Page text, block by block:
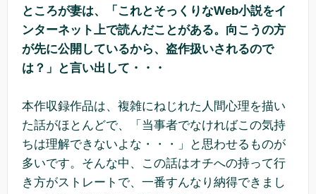
ところが妻は、「これとそっくりなWeb小説をイ
ンターネット上で読んだことがある。向こうの方
が先に公開しているから、盗作扱いされるので
は？」と言い出して・・・
本作収録作品は、複雑にねじれた人間心理を描い
た話がほとんどで、「当事者でなければこの気持
ちは理解できないよな・・・」と思わせるものが
多いです。そんな中、この話はオチへの持って行
き方がストレートで、一番すんなり納得できまし